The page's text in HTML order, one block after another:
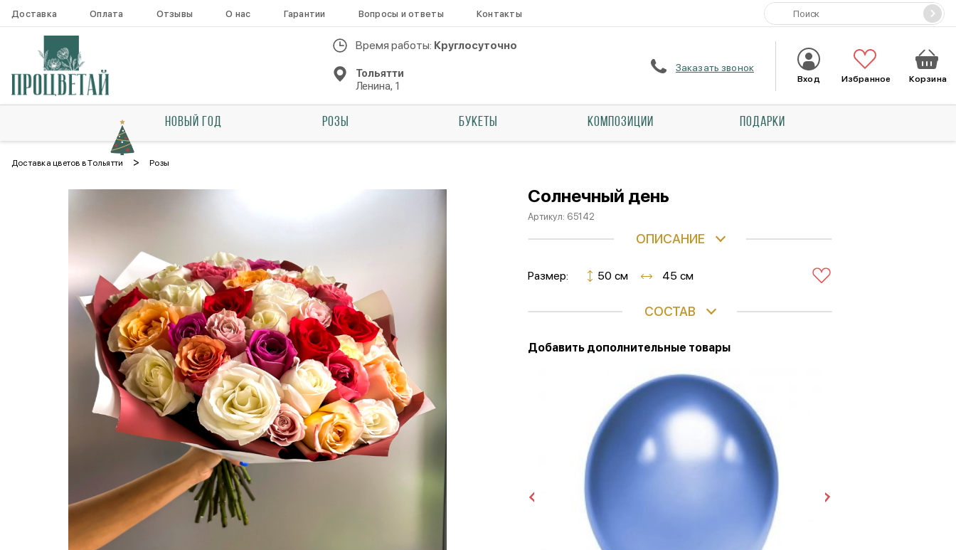
Доставка Оплата Отзывы О нас Гарантии Вопросы и ответы Контакты
Время работы: Круглосуточно
Тольятти
Ленина, 1
Заказать звонок
Вход Избранное Корзина
НОВЫЙ ГОД РОЗЫ БУКЕТЫ КОМПОЗИЦИИ ПОДАРКИ
Доставка цветов в Тольятти > Розы
Солнечный день
Артикул: 65142
ОПИСАНИЕ
Размер: 50 см 45 см
СОСТАВ
Добавить дополнительные товары